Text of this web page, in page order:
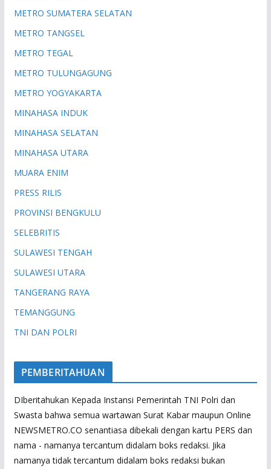
METRO SUMATERA SELATAN
METRO TANGSEL
METRO TEGAL
METRO TULUNGAGUNG
METRO YOGYAKARTA
MINAHASA INDUK
MINAHASA SELATAN
MINAHASA UTARA
MUARA ENIM
PRESS RILIS
PROVINSI BENGKULU
SELEBRITIS
SULAWESI TENGAH
SULAWESI UTARA
TANGERANG RAYA
TEMANGGUNG
TNI DAN POLRI
PEMBERITAHUAN
DIberitahukan Kepada Instansi Pemerintah TNI Polri dan
Swasta bahwa semua wartawan Surat Kabar maupun Online
NEWSMETRO.CO senantiasa dibekali dengan kartu PERS dan
nama - namanya tercantum didalam boks redaksi. Jika
namanya tidak tercantum didalam boks redaksi bukan